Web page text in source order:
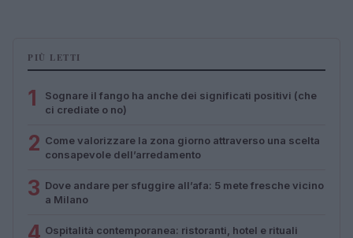
PIÙ LETTI
1
Sognare il fango ha anche dei significati positivi (che
ci crediate o no)
2 Come valorizzare la zona giorno attraverso una scelta
consapevole dell’arredamento
3 Dove andare per sfuggire all’afa: 5 mete fresche vicino
a Milano
4 Ospitalità contemporanea: ristoranti, hotel e rituali